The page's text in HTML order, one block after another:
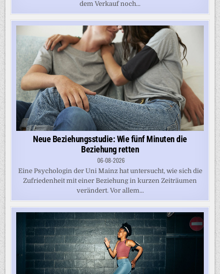
dem Verkauf noch...
Neue Beziehungsstudie: Wie fünf Minuten die
Beziehung retten
06-08-2026
Eine Psychologin der Uni Mainz hat untersucht, wie sich die
Zufriedenheit mit einer Beziehung in kurzen Zeiträumen
verändert. Vor allem...